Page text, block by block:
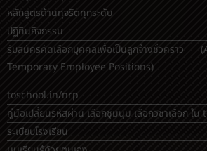
toschool.in/nrp
คู่มือเปลี่ยนรหัสผ่าน เลือกชุมนุม เลือกวิชาเลือก ใน
ระเบียบโรงเรียน
มุมเรียนรู้ด้วยตนเอง
Project14 บทเรียนออนไลน์ วิทย์-คณิต
eDOC-ระบบสารบรรณอิเล็กทรอนิกส์
eDMS-ระบบการจัดการเอกสารอิเล็กทรอนิกส์
eBooking-ระบบจองห้องประชุม